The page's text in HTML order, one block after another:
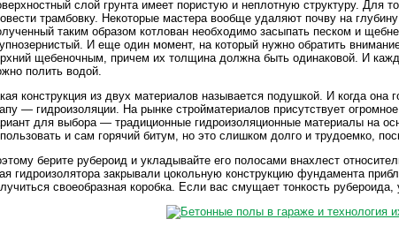
слой грунта имеет пористую и неплотную структуру. Для
трамбовку. Некоторые мастера вообще удаляют почву на
таким образом котлован необходимо засыпать песком и
И еще один момент, на который нужно обратить
щебеночным, причем их толщина должна быть одинаковой. И
полить водой.
конструкция из двух материалов называется подушкой. И когда
— гидроизоляции. На рынке стройматериалов присутствует
для выбора — традиционные гидроизоляционные материалы на
и сам горячий битум, но это слишком долго и трудоемко,
берите рубероид и укладывайте его полосами внахлест
гидроизолятора закрывали цокольную конструкцию фундамента
своеобразная коробка. Если вас смущает тонкость рубероида,